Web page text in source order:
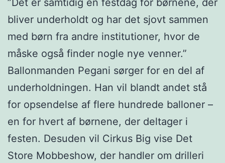
”Det er samtidig en festdag for børnene, der
bliver underholdt og har det sjovt sammen
med børn fra andre institutioner, hvor de
måske også finder nogle nye venner.”
Ballonmanden Pegani sørger for en del af
underholdningen. Han vil blandt andet stå
for opsendelse af flere hundrede balloner –
en for hvert af børnene, der deltager i
festen. Desuden vil Cirkus Big vise Det
Store Mobbeshow, der handler om drilleri